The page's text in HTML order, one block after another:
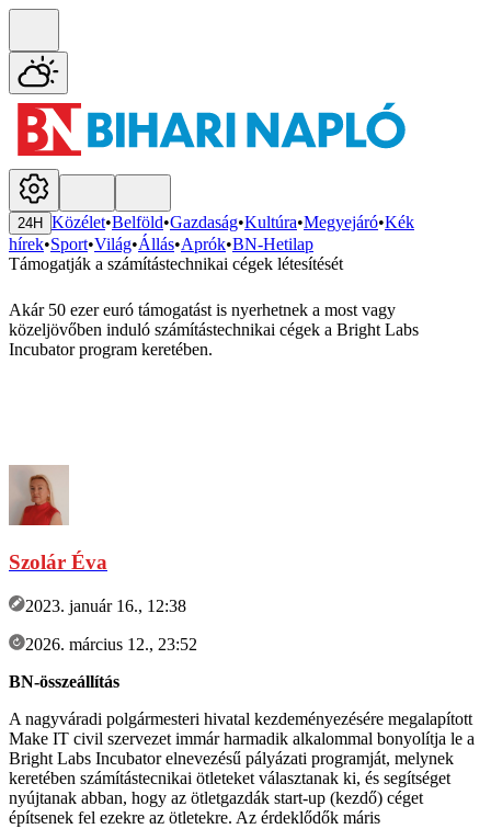
24H Közélet•Belföld•Gazdaság•Kultúra•Megyejáró•Kék
hírek•Sport•Világ•Állás•Aprók•BN-Hetilap
Támogatják a számítástechnikai cégek létesítését
Akár 50 ezer euró támogatást is nyerhetnek a most vagy
közeljövőben induló számítástechnikai cégek a Bright Labs
Incubator program keretében.
Szolár Éva
2023. január 16., 12:38
2026. március 12., 23:52
BN-összeállítás
A nagyváradi polgármesteri hivatal kezdeményezésére megalapított
Make IT civil szervezet immár harmadik alkalommal bonyolítja le a
Bright Labs Incubator elnevezésű pályázati programját, melynek
keretében számítástecnikai ötleteket választanak ki, és segítséget
nyújtanak abban, hogy az ötletgazdák start-up (kezdő) céget
építsenek fel ezekre az ötletekre. Az érdeklődők máris